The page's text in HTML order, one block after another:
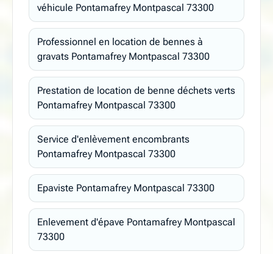
véhicule Pontamafrey Montpascal 73300
Professionnel en location de bennes à
gravats Pontamafrey Montpascal 73300
Prestation de location de benne déchets verts
Pontamafrey Montpascal 73300
Service d'enlèvement encombrants
Pontamafrey Montpascal 73300
Epaviste Pontamafrey Montpascal 73300
Enlevement d'épave Pontamafrey Montpascal
73300